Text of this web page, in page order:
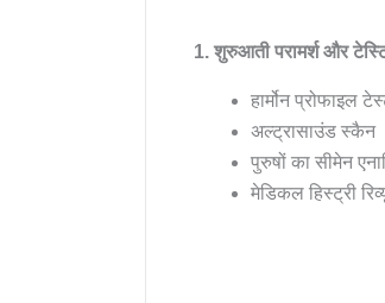
1. शुरुआती परामर्श और
हार्मोन प्रोफाइल
अल्ट्रासाउंड स्कैन
पुरुषों का सीमेन
मेडिकल हिस्ट्री